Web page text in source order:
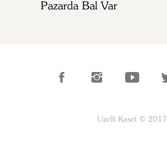
Pazarda Bal Var
Uzelli Kaset © 2017